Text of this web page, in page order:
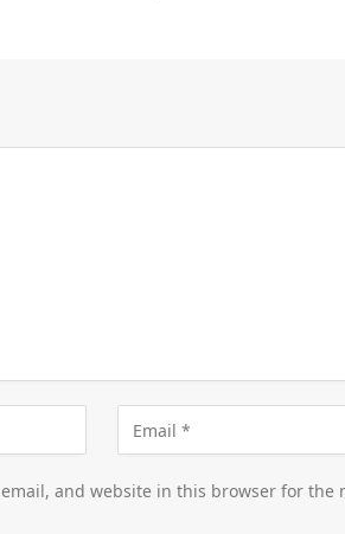
email, and website in this browser for the